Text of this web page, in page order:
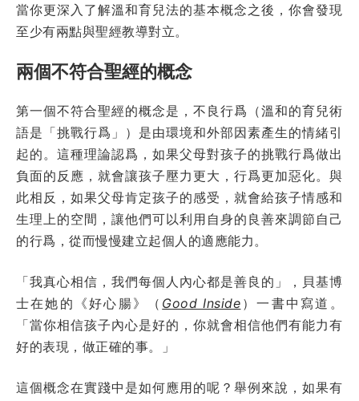
當你更深入了解溫和育兒法的基本概念之後，你會發現
至少有兩點與聖經教導對立。
兩個不符合聖經的概念
第一個不符合聖經的概念是，不良行爲（溫和的育兒術
語是「挑戰行爲」）是由環境和外部因素產生的情緒引
起的。這種理論認爲，如果父母對孩子的挑戰行爲做出
負面的反應，就會讓孩子壓力更大，行爲更加惡化。與
此相反，如果父母肯定孩子的感受，就會給孩子情感和
生理上的空間，讓他們可以利用自身的良善來調節自己
的行爲，從而慢慢建立起個人的適應能力。
「我真心相信，我們每個人內心都是善良的」，貝基博
士在她的《好心腸》（ Good Inside ）一書中寫道。
「當你相信孩子內心是好的，你就會相信他們有能力有
好的表現，做正確的事。」
這個概念在實踐中是如何應用的呢？舉例來說，如果有